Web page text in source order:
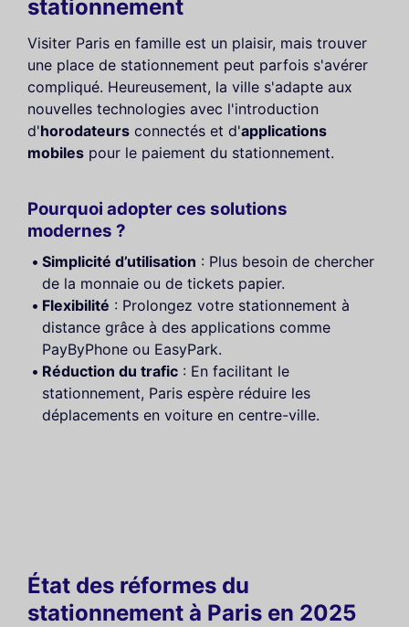
stationnement
Visiter Paris en famille est un plaisir, mais trouver
une place de stationnement peut parfois s'avérer
compliqué. Heureusement, la ville s'adapte aux
nouvelles technologies avec l'introduction
d'horodateurs connectés et d'applications
mobiles pour le paiement du stationnement.
Pourquoi adopter ces solutions
modernes ?
Simplicité d’utilisation : Plus besoin de chercher
de la monnaie ou de tickets papier.
Flexibilité : Prolongez votre stationnement à
distance grâce à des applications comme
PayByPhone ou EasyPark.
Réduction du trafic : En facilitant le
stationnement, Paris espère réduire les
déplacements en voiture en centre-ville.
État des réformes du
stationnement à Paris en 2025